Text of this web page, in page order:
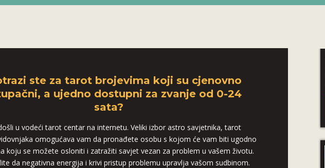
ste za tarot brojevima koji su cjenovno
a ujedno dostupni za zvanje od 0-24
sata?
u vodeći tarot centar na internetu. Veliki izbor astro savjetnika, tarot
omogućava vam da pronađete osobu s kojom će vam biti ugodno
koju se možete osloniti i zatražiti savjet vezan za problem u vašem životu.
da negativna energija i krivi pristup problemu upravlja vašom sudbinom.